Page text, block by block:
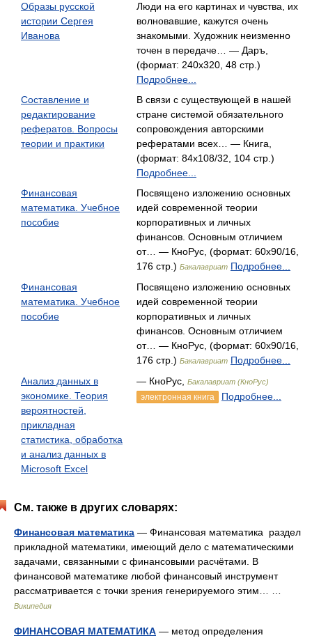
Образы русской
истории Сергея
Иванова
Люди на его картинах и чувства, их
волновавшие, кажутся очень
знакомыми. Художник неизменно
точен в передаче… — Даръ,
(формат: 240x320, 48 стр.)
Подробнее...
Составление и
редактирование
рефератов. Вопросы
теории и практики
В связи с существующей в нашей
стране системой обязательного
сопровождения авторскими
рефератами всех… — Книга,
(формат: 84x108/32, 104 стр.)
Подробнее...
Финансовая
математика. Учебное
пособие
Посвящено изложению основных
идей современной теории
корпоративных и личных
финансов. Основным отличием
от… — КноРус, (формат: 60x90/16,
176 стр.) Бакалавриат Подробнее...
Финансовая
математика. Учебное
пособие
Посвящено изложению основных
идей современной теории
корпоративных и личных
финансов. Основным отличием
от… — КноРус, (формат: 60x90/16,
176 стр.) Бакалавриат Подробнее...
Анализ данных в
экономике. Теория
вероятностей,
прикладная
статистика, обработка
и анализ данных в
Microsoft Excel
— КноРус, Бакалавриат (КноРус)
электронная книга Подробнее...
См. также в других словарях:
Финансовая математика — Финансовая математика раздел
прикладной математики, имеющий дело с математическими
задачами, связанными с финансовыми расчётами. В
финансовой математике любой финансовый инструмент
рассматривается с точки зрения генерируемого этим… …
Википедия
ФИНАНСОВАЯ МАТЕМАТИКА — метод определения